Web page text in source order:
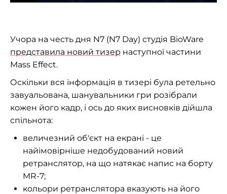
Учора на честь дня N7 (N7 Day) студія BioWare
представила новий тизер наступної частини
Mass Effect.
Оскільки вся інформація в тизері була ретельно
завуальована, шанувальники гри розібрали
кожен його кадр, і ось до яких висновків дійшла
спільнота:
величезний об'єкт на екрані - це
найімовірніше недобудований новий
ретранслятор, на що натякає напис на борту
MR-7;
кольори ретранслятора вказують на його